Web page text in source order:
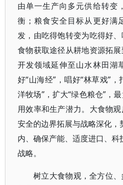
由单一生产向多元供给转变
衡；粮食安全目标从更好满
发，由吃得饱转变为吃得好、
食物获取途径从耕地资源拓
开发领域延伸至山水林田湖
好“山海经”，唱好“林草戏”，
洋牧场”，扩大“绿色粮仓”，
用效率和生产潜力。大食物
安全的边界拓展与战略深化，
内、确保产能、适度进口、科
战略。
树立大食物观，全方位、